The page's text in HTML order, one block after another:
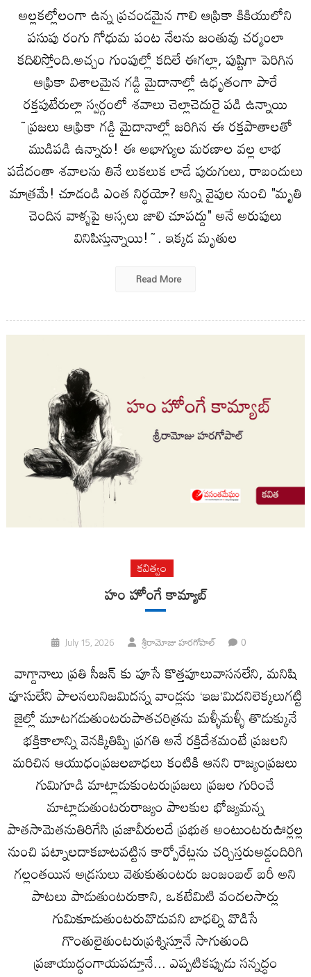
అల్లకల్లోలంగా ఉన్న ప్రచండమైన గాలి ఆఫ్రికా కికియులోని
పసుపు రంగు గోధుమ పంట నేలను జంతువు చర్మంలా
కదిలిస్తోంది.అచ్చం గుంపుల్లో కదిలే ఈగల్లా, పుష్టిగా పెరిగిన
ఆఫ్రికా విశాలమైన గడ్డి మైదానాల్లో ఉధృతంగా పారే
రక్తపుటేరుల్లా స్వర్గంలో శవాలు చెల్లాచెదురై పడి ఉన్నాయి
~ప్రజలు ఆఫ్రికా గడ్డి మైదానాల్లో జరిగిన ఈ రక్తపాతాలతో
ముడిపడి ఉన్నారు! ఈ అభాగ్యుల మరణాల వల్ల లాభ
పడేదంతా శవాలను తినే లుకలుక లాడే పురుగులు, రాబందులు
మాత్రమే! చూడండి ఎంత నిర్ధయో? అన్ని వైపుల నుంచి "మృతి
చెందిన వాళ్ళపై అస్సలు జాలి చూపద్దు" అనే అరుపులు
వినిపిస్తున్నాయి!~. ఇక్కడ మృతుల
Read More
కవిత్వం
హం హోంగే కామ్యాబ్
July 15, 2026 శ్రీరామోజు హరగోపాల్ 0
వాగ్దానాలు ప్రతి సీజన్ కు పూసే కొత్తపూలువాసనలేని, మనిషి
వూసులేని పాలనలునిజమిదన్న వాండ్లను ‘ఇజ’మిదనిలెక్కలుగట్టి
జైల్లో మూటగడుతుంటరుపాతచరిత్రను మళ్ళీమళ్ళీ తొడుక్కునే
భక్తికాలాన్ని వెనక్కితిప్పి ప్రగతి అనే రక్తిదేశమంటే ప్రజలని
మరిచిన ఆయుధంప్రజలబాధలు కంటికి ఆనని రాజ్యంప్రజలు
గుమిగూడి మాట్లాడుకుంటరుప్రజలు ప్రజల గురించే
మాట్లాడుతుంటరురాజ్యం పాలకుల భోజ్యమన్న
పాతసామెతనుతిరిగేసి ప్రజావీరులదే ప్రభుత అంటుంటరుఊర్లల్ల
నుంచి పట్నాలదాకబాటవట్టిన కార్పోరేట్లను చర్చిస్తరుఅడ్డందిరిగి
గల్లంతయిన అడ్రసులు వెతుకుతుంటరు జంజంబల్ బరీ అని
పాటలు పాడుతుంటరుకాని, ఒకటేమిటి వందలసార్లు
గుమికూడుతుంటరువొడువని బాధల్ని వొడిసే
గొంతులైతుంటరుప్రశ్నిస్తూనే సాగుతుంది
ప్రజాయుద్ధంగాయపడ్తూనే... ఎప్పటికప్పుడు సన్నద్ధం